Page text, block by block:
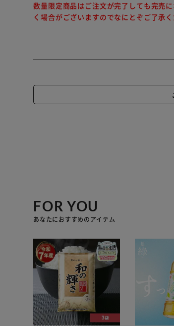
数量限定商品はご注文が完了しても完売
く場合がございますのでなにとぞご了承く
FOR YOU
あなたにおすすめのアイテム